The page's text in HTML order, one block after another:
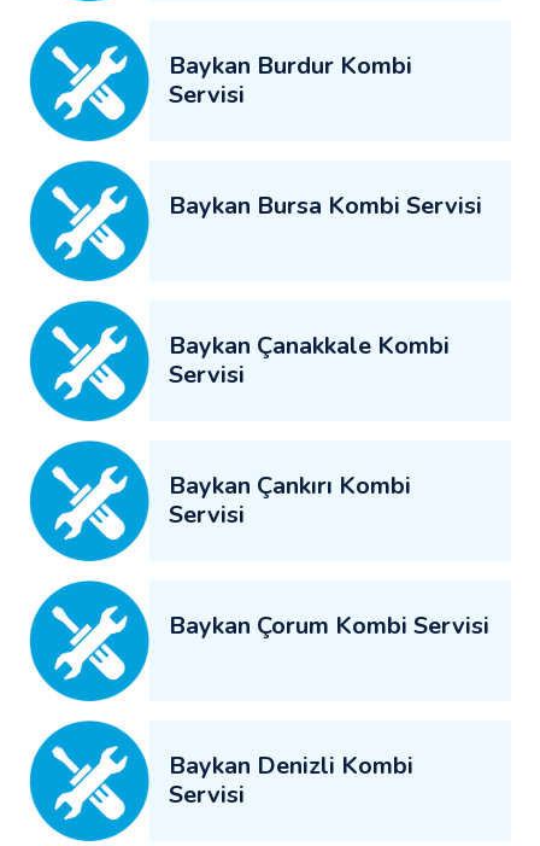
Baykan Burdur Kombi
Servisi
Baykan Bursa Kombi Servisi
Baykan Çanakkale Kombi
Servisi
Baykan Çankırı Kombi
Servisi
Baykan Çorum Kombi Servisi
Baykan Denizli Kombi
Servisi